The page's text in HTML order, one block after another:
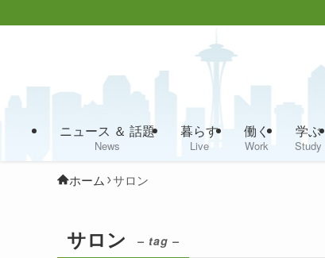
ニュース ＆ 話題
News
暮らす
Live
働く
Work
学ぶ
Study
ホーム サロン
サロン – tag –